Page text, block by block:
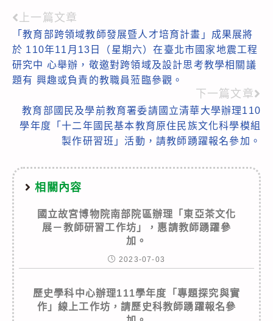
Read
more
articles
上一篇文章
「教育部跨領域教師發展暨人才培育計畫」成果展將
於 110年11月13日（星期六）在臺北市國家地震工程
研究中 心舉辦，敬邀對跨領域及設計思考教學相關議
題有 興趣或負責的教職員蒞臨參觀。
下一篇文章
教育部國民及學前教育署委請國立清華大學辦理110
學年度「十二年國民基本教育原住民族文化科學模組
製作研習班」活動，請教師踴躍報名參加。
相關內容
國立故宮博物院南部院區辦理「東亞茶文化
展－教師研習工作坊」，惠請教師踴躍參
加。
2023-07-03
歷史學科中心辦理111學年度「專題探究與實
作」線上工作坊，請歷史科教師踴躍報名參